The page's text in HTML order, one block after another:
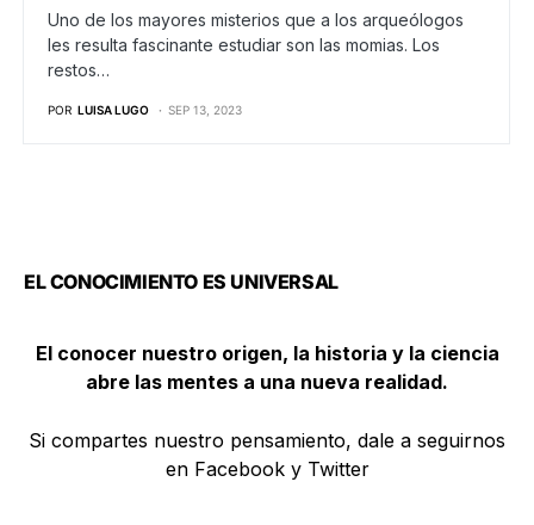
Uno de los mayores misterios que a los arqueólogos
les resulta fascinante estudiar son las momias. Los
restos…
POR LUISA LUGO SEP 13, 2023
EL CONOCIMIENTO ES UNIVERSAL
El conocer nuestro origen, la historia y la ciencia
abre las mentes a una nueva realidad.
Si compartes nuestro pensamiento, dale a seguirnos
en Facebook y Twitter